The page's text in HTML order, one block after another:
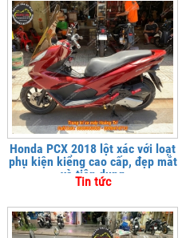
Honda PCX 2018 lột xác với loạt
phụ kiện kiểng cao cấp, đẹp mắt
và tiện dụng
Tin tức